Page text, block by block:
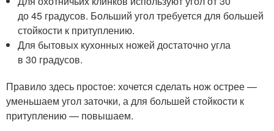
до 45 градусов. Больший угол требуется для большей
стойкости к притуплению.
Для бытовых кухонных ножей достаточно угла
в 30 градусов.
Правило здесь простое: хочется сделать нож острее —
уменьшаем угол заточки, а для большей стойкости к
притуплению — повышаем.